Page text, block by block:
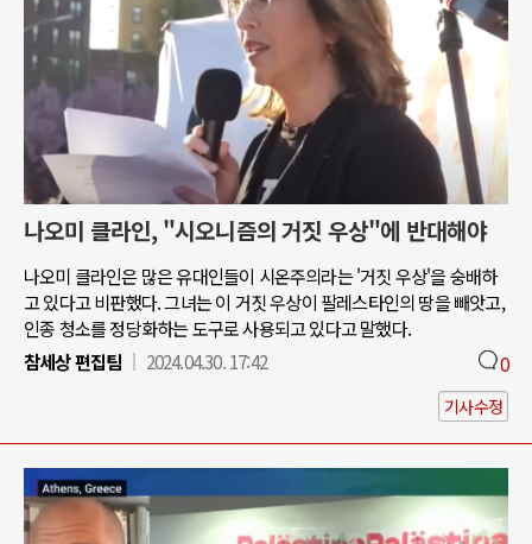
나오미 클라인, "시오니즘의 거짓 우상"에 반대해야
나오미 클라인은 많은 유대인들이 시온주의라는 '거짓 우상'을 숭배하
고 있다고 비판했다. 그녀는 이 거짓 우상이 팔레스타인의 땅을 빼앗고,
인종 청소를 정당화하는 도구로 사용되고 있다고 말했다.
참세상 편집팀
2024.04.30. 17:42 0
기사수정